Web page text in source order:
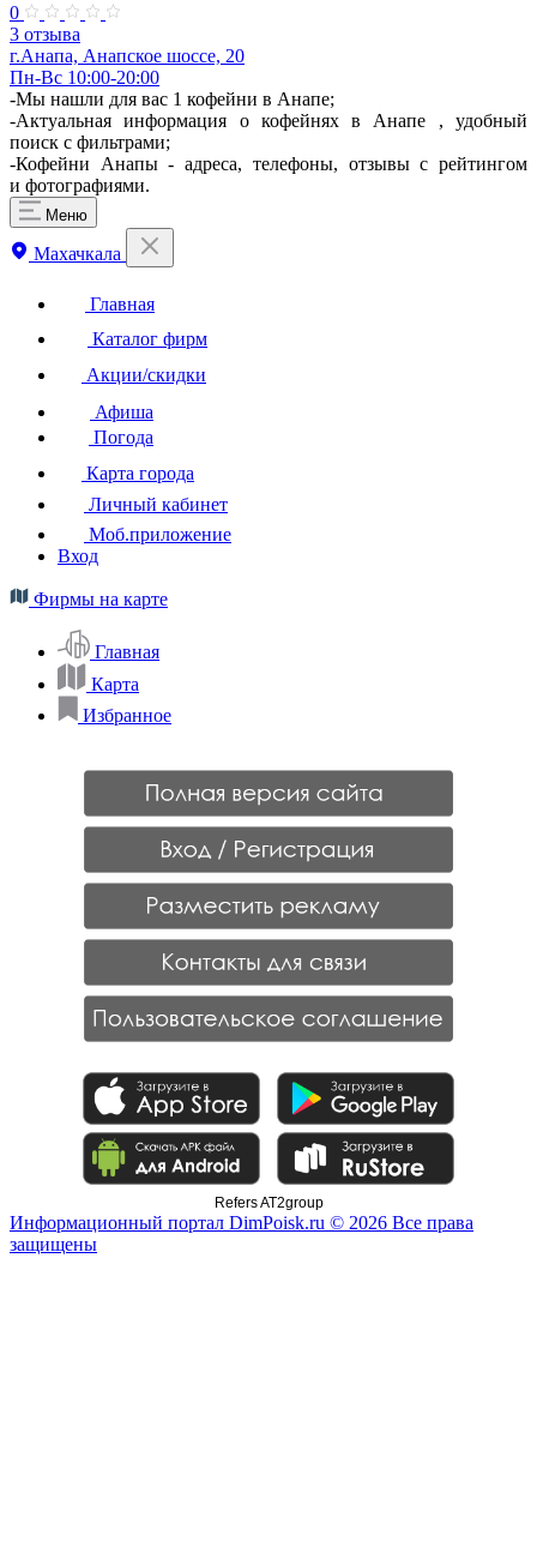
0
3 отзыва
г.Анапа, Анапское шоссе, 20
Пн-Вс 10:00-20:00
-Мы нашли для вас 1 кофейни в Анапе;
-Актуальная информация о кофейнях в Анапе , удобный
поиск с фильтрами;
-Кофейни Анапы - адреса, телефоны, отзывы с рейтингом
и фотографиями.
Меню
Махачкала
Главная
Каталог фирм
Акции/скидки
Афиша
Погода
Карта города
Личный кабинет
Моб.приложение
Вход
Фирмы на карте
Главная
Карта
Избранное
Refers AT2group
Информационный портал DimPoisk.ru © 2026 Все права
защищены